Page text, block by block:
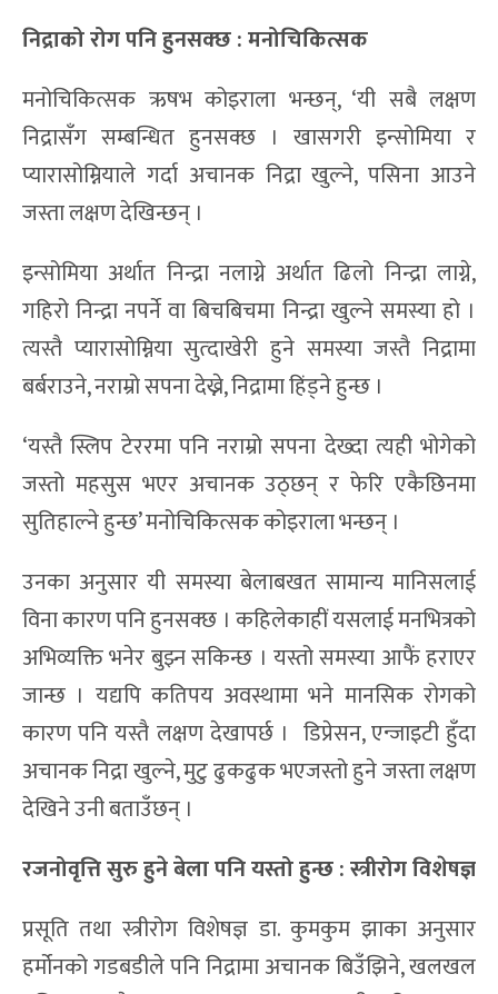
निद्राको रोग पनि हुनसक्छ : मनोचिकित्सक
मनोचिकित्सक ऋषभ कोइराला भन्छन्, ‘यी सबै लक्षण
निद्रासँग सम्बन्धित हुनसक्छ । खासगरी इन्सोमिया र
प्यारासोम्नियाले गर्दा अचानक निद्रा खुल्ने, पसिना आउने
जस्ता लक्षण देखिन्छन् ।
इन्सोमिया अर्थात निन्द्रा नलाग्ने अर्थात ढिलो निन्द्रा लाग्ने,
गहिरो निन्द्रा नपर्ने वा बिचबिचमा निन्द्रा खुल्ने समस्या हो ।
त्यस्तै प्यारासोम्निया सुत्दाखेरी हुने समस्या जस्तै निद्रामा
बर्बराउने, नराम्रो सपना देख्ने, निद्रामा हिंड्ने हुन्छ ।
‘यस्तै स्लिप टेररमा पनि नराम्रो सपना देख्दा त्यही भोगेको
जस्तो महसुस भएर अचानक उठ्छन् र फेरि एकैछिनमा
सुतिहाल्ने हुन्छ’ मनोचिकित्सक कोइराला भन्छन् ।
उनका अनुसार यी समस्या बेलाबखत सामान्य मानिसलाई
विना कारण पनि हुनसक्छ । कहिलेकाहीं यसलाई मनभित्रको
अभिव्यक्ति भनेर बुझ्न सकिन्छ । यस्तो समस्या आफैं हराएर
जान्छ । यद्यपि कतिपय अवस्थामा भने मानसिक रोगको
कारण पनि यस्तै लक्षण देखापर्छ । डिप्रेसन, एन्जाइटी हुँदा
अचानक निद्रा खुल्ने, मुटु ढुकढुक भएजस्तो हुने जस्ता लक्षण
देखिने उनी बताउँछन् ।
रजनोवृत्ति सुरु हुने बेला पनि यस्तो हुन्छ : स्त्रीरोग विशेषज्ञ
प्रसूति तथा स्त्रीरोग विशेषज्ञ डा. कुमकुम झाका अनुसार
हर्मोनको गडबडीले पनि निद्रामा अचानक बिउँझिने, खलखल